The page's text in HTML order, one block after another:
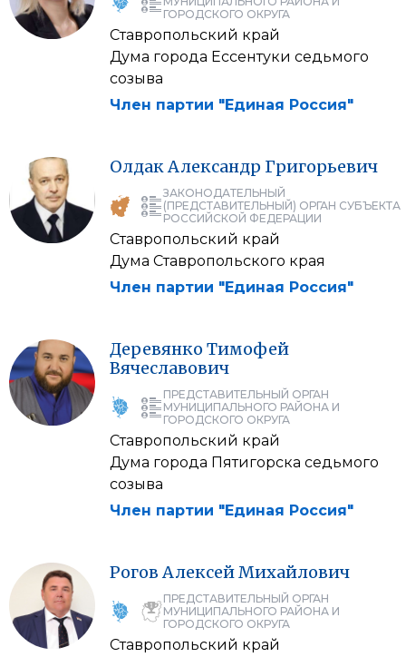
ГОРОДСКОГО ОКРУГА
Ставропольский край
Дума города Ессентуки седьмого
созыва
Член партии "Единая Россия"
ОлдакАлександр Григорьевич
ЗАКОНОДАТЕЛЬНЫЙ
(ПРЕДСТАВИТЕЛЬНЫЙ) ОРГАН СУБЪЕКТА
РОССИЙСКОЙ ФЕДЕРАЦИИ
Ставропольский край
Дума Ставропольского края
Член партии "Единая Россия"
Деревянко Тимофей
Вячеславович
ПРЕДСТАВИТЕЛЬНЫЙ ОРГАН
МУНИЦИПАЛЬНОГО РАЙОНА И
ГОРОДСКОГО ОКРУГА
Ставропольский край
Дума города Пятигорска седьмого
созыва
Член партии "Единая Россия"
Рогов АлексейМихайлович
ПРЕДСТАВИТЕЛЬНЫЙ ОРГАН
МУНИЦИПАЛЬНОГО РАЙОНА И
ГОРОДСКОГО ОКРУГА
Ставропольский край